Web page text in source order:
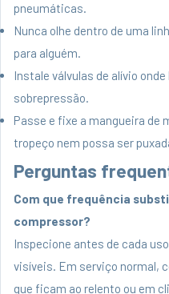
pneumáticas.
Nunca olhe dentro de uma
para alguém.
Instale válvulas de alívio
sobrepressão.
Passe e fixe a mangueira de
tropeço nem possa ser
Perguntas
Com que frequência
compressor?
Inspecione antes de cada
visíveis. Em serviço normal,
que ficam ao relento ou em